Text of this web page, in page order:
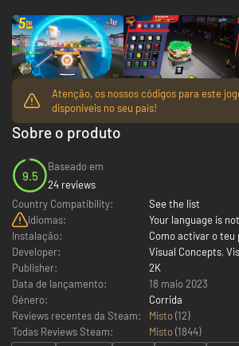
Atenção, os nossos códigos para este
disponíveis no seu país!
Sobre o produto
9.5
Baseado em
24 reviews
Country Compatibility:
See the list
Idiomas:
Your language is
Instalação:
Como activar o teu
Developer:
Visual Concepts,
Publisher:
2K
Data de lançamento:
18 maio 2023
Género:
Corrida
Reviews recentes da Steam:
Misto(12)
Todas Reviews Steam:
Misto(1844)